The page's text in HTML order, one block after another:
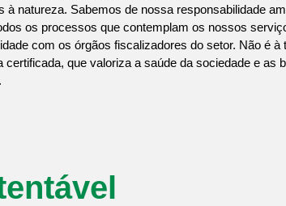
à natureza. Sabemos de nossa responsabilidade
os processos que contemplam os nossos
com os órgãos fiscalizadores do setor. Não é à
certificada, que valoriza a saúde da sociedade e as